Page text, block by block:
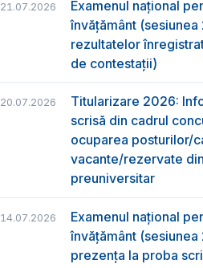
21.07.2026
Examenul național
învățământ
rezultatelor
de contestații)
20.07.2026
Titularizare 2026:
scrisă din cadrul
ocuparea posturilor/
vacante/rezervate
preuniversitar
14.07.2026
Examenul național
învățământ
prezența la proba